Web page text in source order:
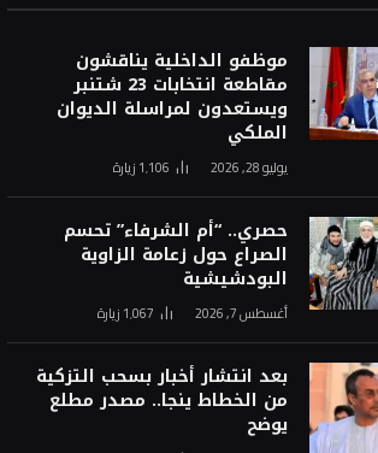
موظفو الداخلية يناقشون
مقاطعة انتخابات 23 شتنبر
ويستعدون لمراسلة الديوان
الملكي
يوليو 28, 2026 1٬106 زيارة
حصري.. “أم الشرفاء” تحسم
الصراع حول زعامة الزاوية
البودشيشية
أغسطس 7, 2026 1٬067 زيارة
بعد انتشار أخبار بسحب التزكية
من الخطاط ينجا.. مصدر مطلع
يوضح